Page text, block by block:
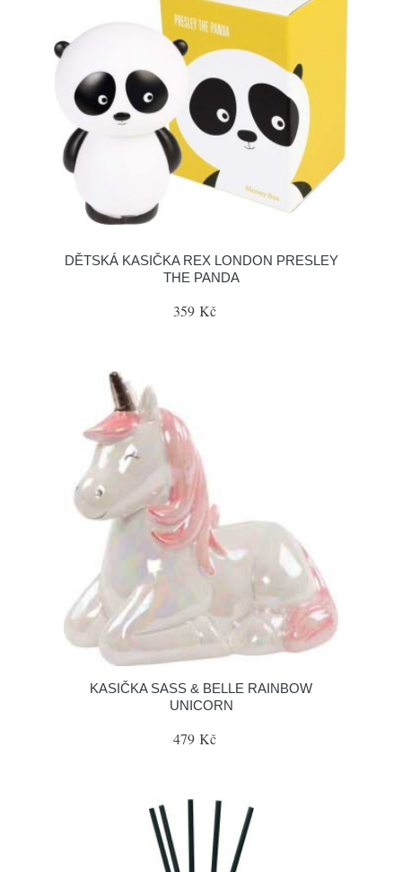
DĚTSKÁ KASIČKA REX LONDON PRESLEY
THE PANDA
359 Kč
KASIČKA SASS & BELLE RAINBOW
UNICORN
479 Kč